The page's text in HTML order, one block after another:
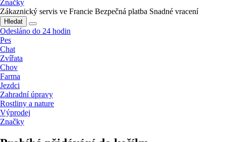
Značky
Zákaznický servis ve Francie Bezpečná platba Snadné vracení
Hledat
Odesláno do 24 hodin
Pes
Chat
Zvířata
Chov
Farma
Jezdci
Zahradní úpravy
Rostliny a nature
Výprodej
Značky